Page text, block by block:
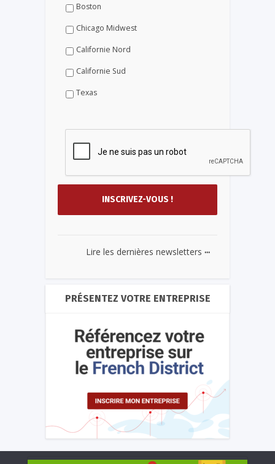
Boston
Chicago Midwest
Californie Nord
Californie Sud
Texas
Lire les dernières newsletters ...
PRÉSENTEZ VOTRE ENTREPRISE